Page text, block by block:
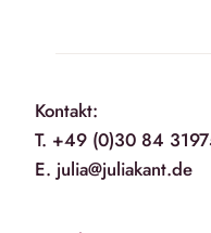
Kontakt:
T. +49 (0)30 84
E. julia@juliakant.de